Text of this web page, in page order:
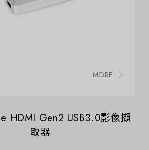
MORE
HDMI Gen2 USB3.0影像擷
取器